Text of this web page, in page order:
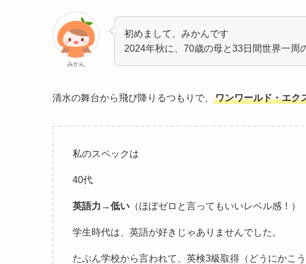
みかん
初めまして、みかんです
2024年秋に、70歳の母と33日間世界一周
清水の舞台から飛び降りるつもりで、 ワンワールド・エク
私のスペックは
40代
英語力→低い （ほぼゼロと言ってもいいレベル感！）
学生時代は、英語が好きじゃありませんでした。
たぶん学校から言われて、英検3級取得（どうにかこう